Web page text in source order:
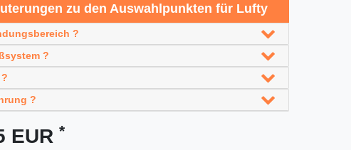
zu den Auswahlpunkten für Lufty
?
?
?
EUR *